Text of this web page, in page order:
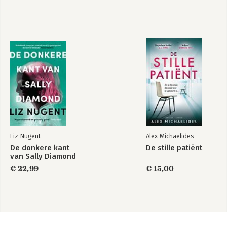
Liz Nugent
De donkere kant
van Sally Diamond
€ 22,99
Alex Michaelides
De stille patiënt
€ 15,00